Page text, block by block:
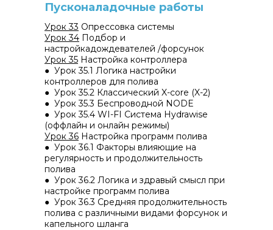
Урок 33 Опрессовка системы
Урок 34 Подбор и
настройкадождевателей /форсунок
Урок 35 Настройка контроллера
● Урок 35.1 Логика настройки
контроллеров для полива
● Урок 35.2 Классический X-core (X-2)
● Урок 35.3 Беспроводной NODE
● Урок 35.4 WI-FI Система Hydrawise
(оффлайн и онлайн режимы)
Урок 36 Настройка программ полива
● Урок 36.1 Факторы влияющие на
регулярность и продолжительность
полива
● Урок 36.2 Логика и здравый смысл при
настройке программ полива
● Урок 36.3 Средняя продолжительность
полива с различными видами форсунок и
капельного шланга
Пусконаладочные работы